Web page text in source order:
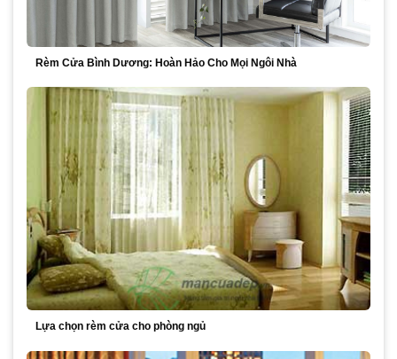
Rèm Cửa Bình Dương: Hoàn Hảo Cho Mọi Ngôi Nhà
Lựa chọn rèm cửa cho phòng ngủ